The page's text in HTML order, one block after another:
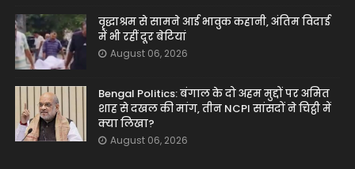
वृद्धाश्रम से सामने आई भावुक कहानी, अंतिम विदाई
में भी रहीं दूर बेटियां
August 06, 2026
Bengal Politics: बंगाल के दो अहम मुद्दों पर अमित
शाह से दखल की मांग, तीन NCPI सांसदों ने चिट्ठी में
क्या लिखा?
August 06, 2026